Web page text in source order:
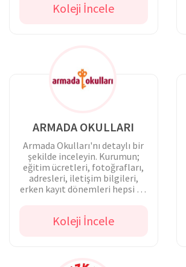
Koleji İncele
ARMADA OKULLARI
Armada Okulları'nı detaylı bir
şekilde inceleyin. Kurumun;
eğitim ücretleri, fotoğrafları,
adresleri, iletişim bilgileri,
erken kayıt dönemleri hepsi bu
Koleji İncele